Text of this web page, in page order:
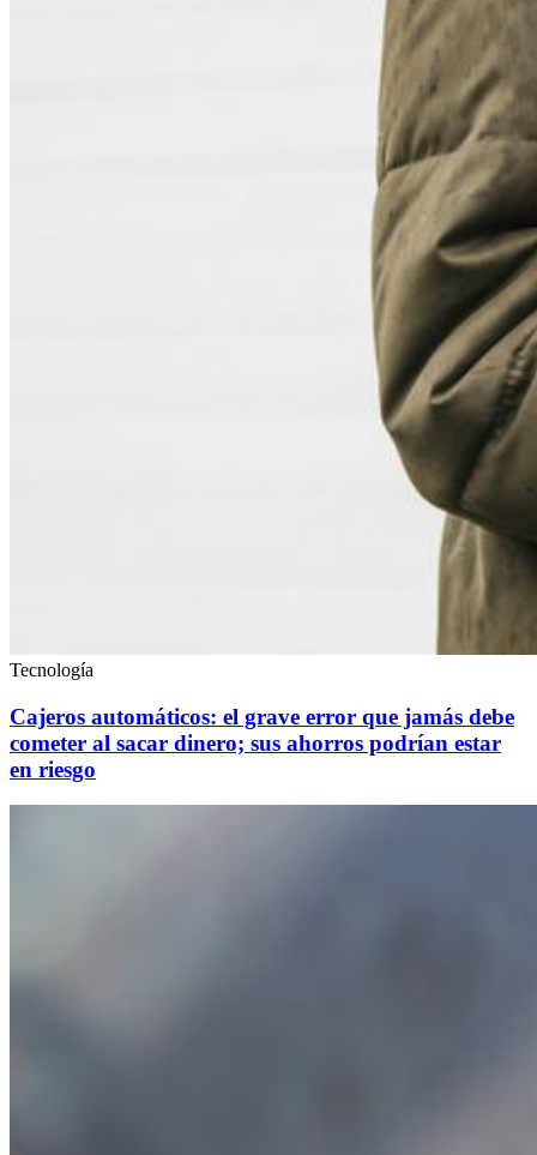
Tecnología
Cajeros automáticos: el grave error que jamás debe
cometer al sacar dinero; sus ahorros podrían estar
en riesgo